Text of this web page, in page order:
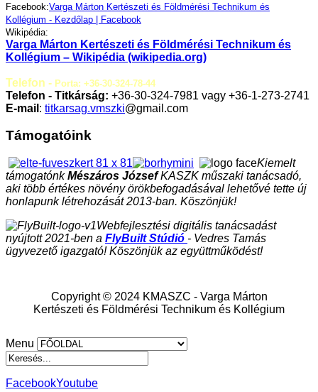
Facebook:Varga Márton Kertészeti és Földmérési Technikum és
Kollégium - Kezdőlap | Facebook
Wikipédia:
Varga Márton Kertészeti és Földmérési Technikum és
Kollégium – Wikipédia (wikipedia.org)
Telefon - Porta: +36-30-324-78-44
Telefon - Titkárság: +36-30-324-7981 vagy +36-1-273-2741
E-mail : titkarsag.vmszki@gmail.com
Támogatóink
Kiemelt
támogatónkMészáros JózsefKASZK műszaki tanácsadó,
aki több értékes növény örökbefogadásával lehetővé tette új
honlapunk létrehozását 2013-ban. Köszönjük!
Webfejlesztési digitális tanácsadást
nyújtott 2021-ben a FlyBuilt Stúdió - Vedres Tamás
ügyvezető igazgató! Köszönjük az együttműködést!
Copyright © 2024 KMASZC - Varga Márton
Kertészeti és Földmérési Technikum és Kollégium
Menu
FacebookYoutube